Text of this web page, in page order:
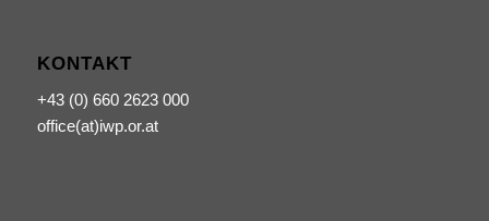
KONTAKT
+43 (0) 660 2623 000
office(at)iwp.or.at